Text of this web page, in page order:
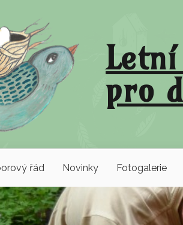
pro
řád Novinky Fotogalerie